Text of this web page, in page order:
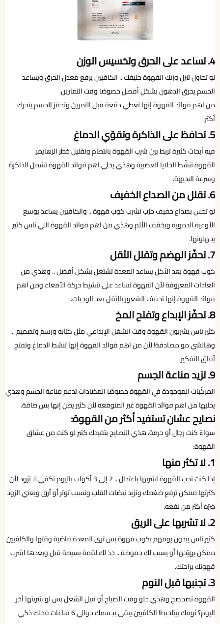
4. تساعد على الحرق وتخسيس الوزن
لو تحاول تنزل وزنك القهوة حليفك .. الكافيين يرفع معدل الحرق ويساعد
الجسم يحرق الدهون بشكل أفضل خصوصًا وقت التمارين.
من اهم فوائد القهوة إنها تعطي دفعة قبل التمرين وتحفز الجسم يتحرك
أكثر.
5. تحافظ على الذاكرة وتقوّي الدماغ
فيه أبحاث كثيرة تربط بين شرب القهوة بانتظام وتقليل خطر الزهايمر.
القهوة تنشّط الخلايا العصبية وهذي يخلي اهم فوائد القهوة تشمل الذاكرة
وسرعة البديهة.
6. تقلل من الصداع الخفيف
لو تحس بصداع خفيف جرّب تشرب كوب قهوة .. والكافيين يساعد يوسع
الأوعية الدموية ويخفف الألم وهذي من اهم فوائد القهوة اللي ناس كثير
يجهلونها.
7. تحفّز الهضم وتقلل الثقل
كوب قهوة بعد الأكل يساعد المعدة تشتغل بشكل أفضل .. وهذي من
العادات المعروفة لأن القهوة تساعد على تنشيط حركة الأمعاء ومن اهم
فوائد القهوة إنها تخفف الشعور بالثقل بعد الوجبات.
8. تحفّز الإبداع وتفتح المخ
كثير ناس يشربون القهوة وقت الشغل الإبداعي مثل كتابه ورسم وتصميم ..
وهالشي مو مصادفة! لأن من اهم فوائد القهوة إنها تنشط الدماغ وتفتح
آفاق التفكير.
9. تزيد مناعة الجسم
المركّبات الموجودة في القهوة خصوصًا المضادات تدعم مناعة الجسم وهذي
يخليها من اهم فوائد القهوة غير المتوقعة لأن كثير يظن إنها بس طاقة.
نصايح عشان تستفيد أكثر من القهوة:
سواءً كنت رجال أو حرمة، هذي النصايح بتفيدك كثير لو كنت من عشاق
القهوة:
1. لا تكثر منها
إذا كنت تحب القهوة اشربها باعتدال .. 2 إلى 3 أكواب باليوم تكفي لا تزود لأن
كثرتها ممكن ترفع ضغطك وتزيد نبضات القلب وتسبب توتر أو أرق ويعني الزود
ضرّه أكثر من نفعه.
2. لا تشربها على الريق
كثير ناس يبدون يومهم بكوب قهوة بس ترى المعدة فاضية وقتها والكافيين
ممكن يهيّجها أو يسبب لك حموضة .. خذ لك لقمة بسيطة قبل وبعدها اشرب
قهوتك براحتك.
3. تجنبها قبل النوم
القهوة تصحصح وهذي حلو وقت الصباح أو قبل الشغل بس لو شربتها آخر
اليوم؟ نومك بيتلخبط! الكافيين يبقى بجسمك حوالي 6 ساعات فخلك ذكي